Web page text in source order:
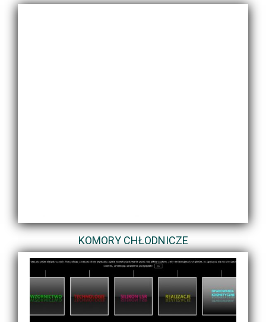
KOMORY CHŁODNICZE